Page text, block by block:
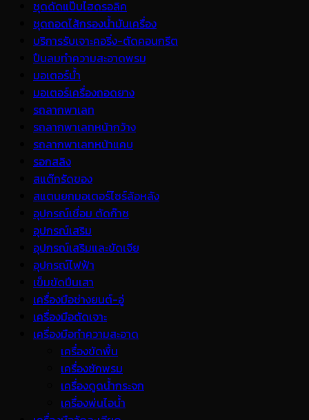
ชุดดัดแป๊บไฮดรอลิค
ชุดถอดไส้กรองน้ำมันเครื่อง
บริการรับเจาะคอริ่ง-ตัดคอนกรีต
ปืนลมทำความสะอาดพรม
มอเตอร์น้ำ
มอเตอร์เครื่องถอดยาง
รถลากพาเลท
รถลากพาเลทหน้ากว้าง
รถลากพาเลทหน้าแคบ
รอกสลิง
สแต๊กรัดของ
สแตนยกมอเตอร์ไซร์ล้อหลัง
อุปกรณ์เชื่อม ตัดก๊าซ
อุปกรณ์เสริม
อุปกรณ์เสริมและขัดเจีย
อุปกรณ์ไฟฟ้า
เข็มขัดปีนเสา
เครื่องมือช่างยนต์-อู่
เครื่องมือตัดเจาะ
เครื่องมือทำความสะอาด
เครื่องขัดพื้น
เครื่องซักพรม
เครื่องดูดน้ำกระจก
เครื่องพ่นไอน้ำ